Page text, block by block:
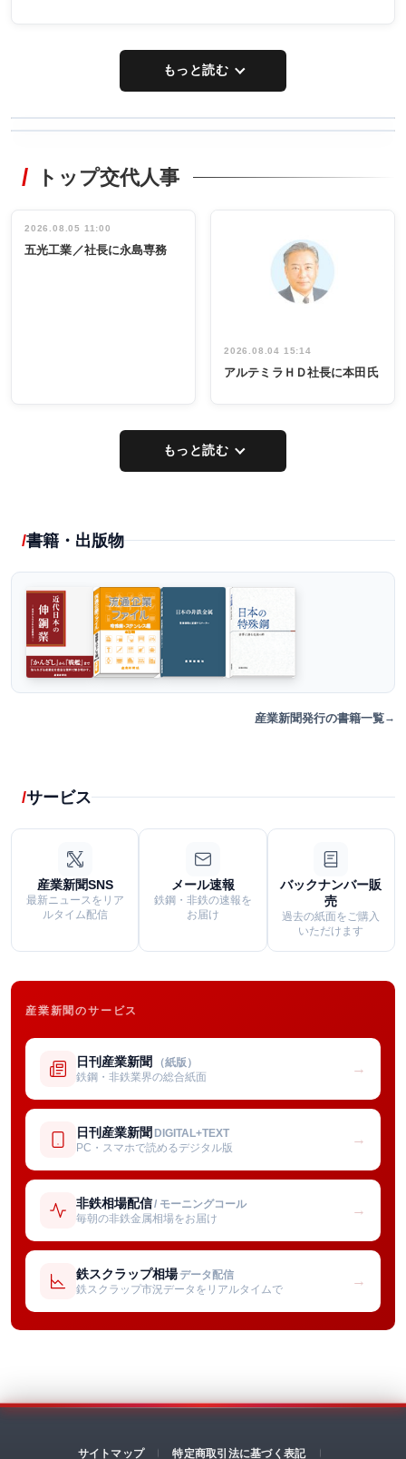
もっと読む
非鉄業界で
インタビュ
ー／社内ア
タックトレー
祝う 業界関
係者ら220人
出席
トップ交代人事
2026.08.05 11:00
五光工業／社長に永島専務
2026.08.04 15:14
アルテミラＨＤ社長に本田氏
もっと読む
書籍・出版物
産業新聞発行の書籍一覧
サービス
産業新聞SNS
最新ニュースをリア
ルタイム配信
メール速報
鉄鋼・非鉄の速報を
お届け
バックナンバー販
売
過去の紙面をご購入
いただけます
産業新聞のサービス
日刊産業新聞 （紙版）
鉄鋼・非鉄業界の総合紙面
→
日刊産業新聞 DIGITAL+TEXT
PC・スマホで読めるデジタル版
→
非鉄相場配信/ モーニングコール
毎朝の非鉄金属相場をお届け
→
鉄スクラップ相場 データ配信
鉄スクラップ市況データをリアルタイムで
→
サイトマップ 特定商取引法に基づく表記